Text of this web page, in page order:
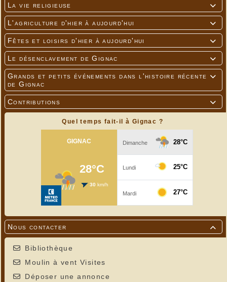

La vie religieuse

L'agriculture d'hier à aujourd'hui

Fêtes et loisirs d'hier à aujourd'hui

Le désenclavement de Gignac

Grands et petits événements dans l'histoire récente
de Gignac

Contributions
Quel temps fait-il à Gignac ?

Nous contacter
Bibliothèque
Moulin à vent Visites
Déposer une annonce